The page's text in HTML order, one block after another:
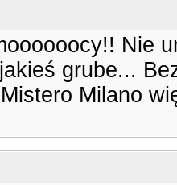
Nie
grube...
Milano